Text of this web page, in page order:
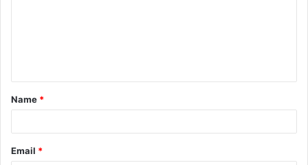
t
*
Name *
Email *